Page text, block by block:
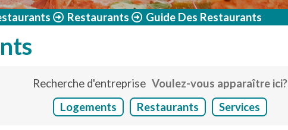
Restaurants Guide Des Restaurants
Recherche d'entreprise Voulez-vous apparaître ici?
Logements
Restaurants Services